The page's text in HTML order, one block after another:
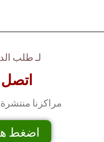
لـ طلب
اتصل
مراكزنا
اضغط